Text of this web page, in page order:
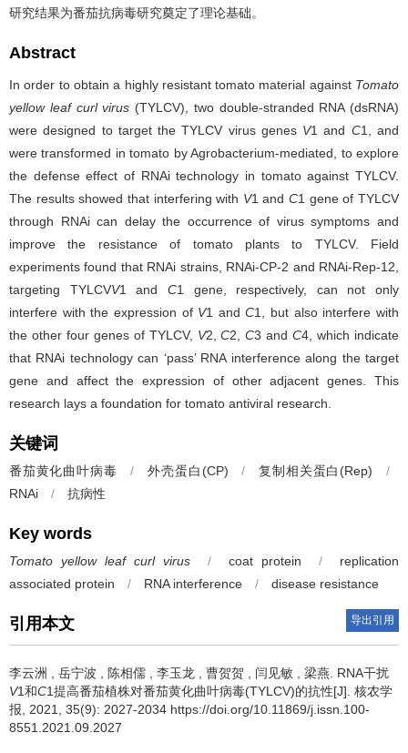
研究结果为番茄抗病毒研究奠定了理论基础。
Abstract
In order to obtain a highly resistant tomato material against Tomato
yellow leaf curl virus (TYLCV), two double-stranded RNA (dsRNA)
were designed to target the TYLCV virus genes V1 and C1, and
were transformed in tomato by Agrobacterium-mediated, to explore
the defense effect of RNAi technology in tomato against TYLCV.
The results showed that interfering with V1 andC1 gene of TYLCV
through RNAi can delay the occurrence of virus symptoms and
improve the resistance of tomato plants to TYLCV. Field
experiments found that RNAi strains, RNAi-CP-2 and RNAi-Rep-12,
targeting TYLCVV1 and C1 gene, respectively, can not only
interfere with the expression of V1 andC1, but also interfere with
the other four genes of TYLCV, V2,C2,C3 andC4, which indicate
that RNAi technology can ‘pass’ RNA interference along the target
gene and affect the expression of other adjacent genes. This
research lays a foundation for tomato antiviral research.
关键词
番茄黄化曲叶病毒 / 外壳蛋白(CP) / 复制相关蛋白(Rep)
/
RNAi
/ 抗病性
Key words
Tomato yellow leaf curl virus / coat protein /
replication
associated protein
/ RNA interference / disease resistance
引用本文 导出引用
李云洲 岳宁波 陈相儒 李玉龙 曹贺贺 闫见敏 梁燕
RNA干扰
V1和C1提高番茄植株对番茄黄化曲叶病毒(TYLCV)的抗性[J]. 核农学
报, 2021, 35(9): 2027-2034 https://doi.org/10.11869/j.issn.100-
8551.2021.09.2027